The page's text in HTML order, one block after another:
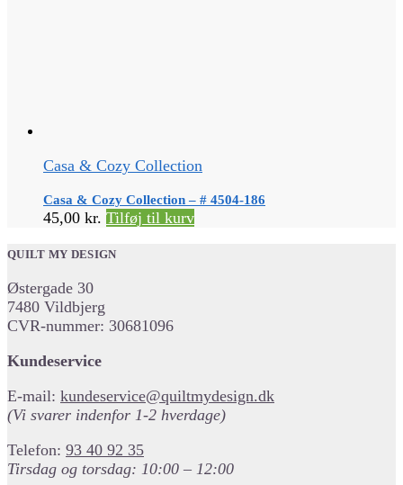
Casa & Cozy Collection
Casa & Cozy Collection – # 4504-186
45,00 kr. Tilføj til kurv
QUILT MY DESIGN
Østergade 30
7480 Vildbjerg
CVR-nummer: 30681096
Kundeservice
E-mail: kundeservice@quiltmydesign.dk
(Vi svarer indenfor 1-2 hverdage)
Telefon: 93 40 92 35
Tirsdag og torsdag: 10:00 – 12:00